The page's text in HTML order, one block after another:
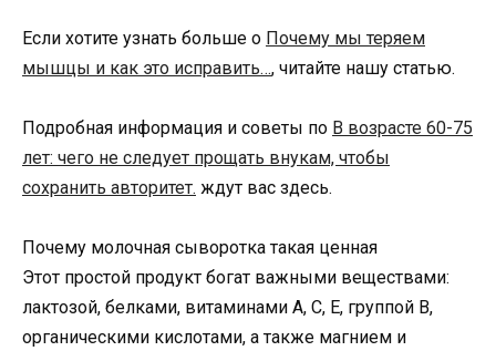
Если хотите узнать больше о Почему мы теряем
мышцы и как это исправить…, читайте нашу статью.
Подробная информация и советы по В возрасте 60-75
лет: чего не следует прощать внукам, чтобы
сохранить авторитет. ждут вас здесь.
Почему молочная сыворотка такая ценная
Этот простой продукт богат важными веществами:
лактозой, белками, витаминами A, C, E, группой B,
органическими кислотами, а также магнием и